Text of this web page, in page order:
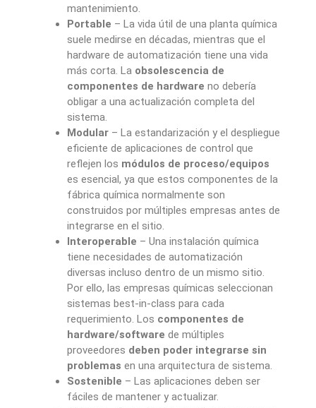
mantenimiento.
Portable – La vida útil de una planta química
suele medirse en décadas, mientras que el
hardware de automatización tiene una vida
más corta. La obsolescencia de
componentes de hardware no debería
obligar a una actualización completa del
sistema.
Modular – La estandarización y el despliegue
eficiente de aplicaciones de control que
reflejen los módulos de proceso/equipos
es esencial, ya que estos componentes de la
fábrica química normalmente son
construidos por múltiples empresas antes de
integrarse en el sitio.
Interoperable – Una instalación química
tiene necesidades de automatización
diversas incluso dentro de un mismo sitio.
Por ello, las empresas químicas seleccionan
sistemas best-in-class para cada
requerimiento. Los componentes de
hardware/software de múltiples
proveedores deben poder integrarse sin
problemas en una arquitectura de sistema.
Sostenible – Las aplicaciones deben ser
fáciles de mantener y actualizar.